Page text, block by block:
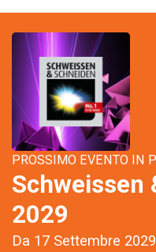
PROSSIMO EVENTO IN
Schweissen
2029
Da 17 Settembre